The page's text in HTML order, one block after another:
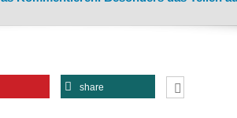
share